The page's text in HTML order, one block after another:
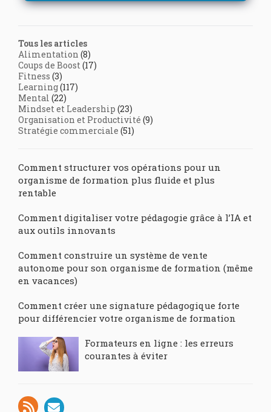
Tous les articles
Alimentation (8)
Coups de Boost(17)
Fitness (3)
Learning(117)
Mental (22)
Mindset et Leadership (23)
Organisation et Productivité (9)
Stratégie commerciale (51)
Comment structurer vos opérations pour un
organisme de formation plus fluide et plus
rentable
Comment digitaliser votre pédagogie grâce à l’IA et
aux outils innovants
Comment construire un système de vente
autonome pour son organisme de formation (même
en vacances)
Comment créer une signature pédagogique forte
pour différencier votre organisme de formation
Formateurs en ligne : les erreurs
courantes à éviter